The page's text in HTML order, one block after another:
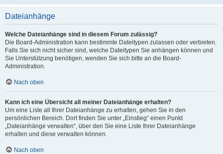
Dateianhänge
Welche Dateianhänge sind in diesem Forum zulässig?
Die Board-Administration kann bestimmte Dateitypen zulassen oder verbieten.
Falls Sie sich nicht sicher sind, welche Dateitypen Sie anhängen können und
Sie Unterstützung benötigen, wenden Sie sich bitte an die Board-
Administration.
Nach oben
Kann ich eine Übersicht all meiner Dateianhänge erhalten?
Um eine Liste all Ihrer Dateianhänge zu erhalten, gehen Sie in den
persönlichen Bereich. Dort finden Sie unter „Einstieg“ einen Punkt
„Dateianhänge verwalten“, über den Sie eine Liste Ihrer Dateianhänge
erhalten und diese verwalten können.
Nach oben